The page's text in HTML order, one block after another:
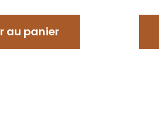
au panier